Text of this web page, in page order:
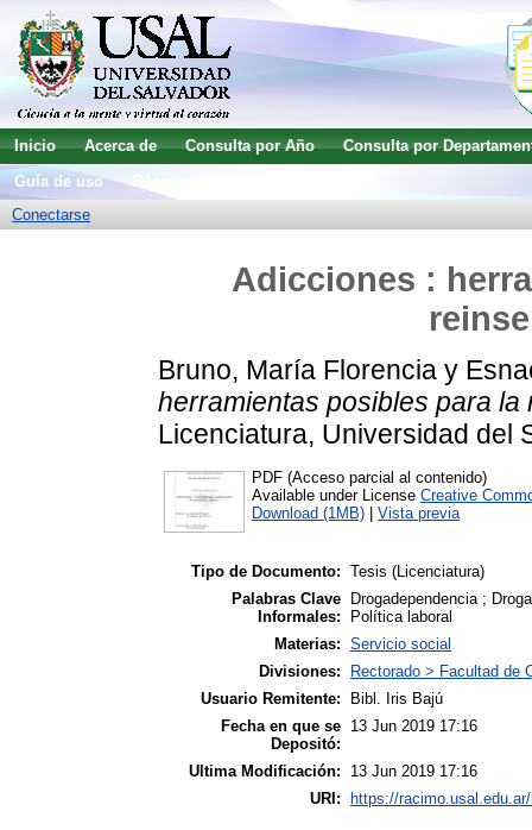
Inicio Acerca de Consulta por Año
Consulta por
Guía de uso
Conectarse
Adicciones :
Bruno, María Florencia y
herramientas posibles para la
Licenciatura, Universidad del
PDF (Acceso parcial al contenido)
Available under License Creative
Download (1MB)
Vista previa
Tipo de Documento: Tesis (Licenciatura)
Palabras Clave
Informales:
Drogadependencia ;
Política laboral
Materias: Servicio social
Divisiones:
Rectorado > Facultad de
Usuario Remitente:
Bibl. Iris Bajú
Fecha en que se
Depositó:
13 Jun 2019 17:16
Ultima Modificación:
13 Jun 2019 17:16
URI:
https://